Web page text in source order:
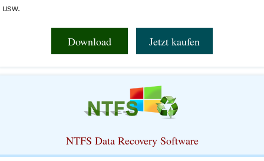
usw.
Download Jetzt kaufen
NTFS Data Recovery Software